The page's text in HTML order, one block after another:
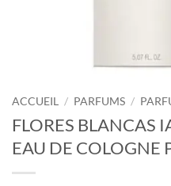
ACCUEIL / PARFUMS /
FLORES BLANCAS
EAU DE COLOGNE